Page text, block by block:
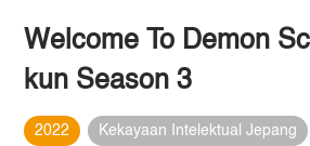
Welcome To Demon
kun Season 3
2022 Kekayaan Intelektual Jepang